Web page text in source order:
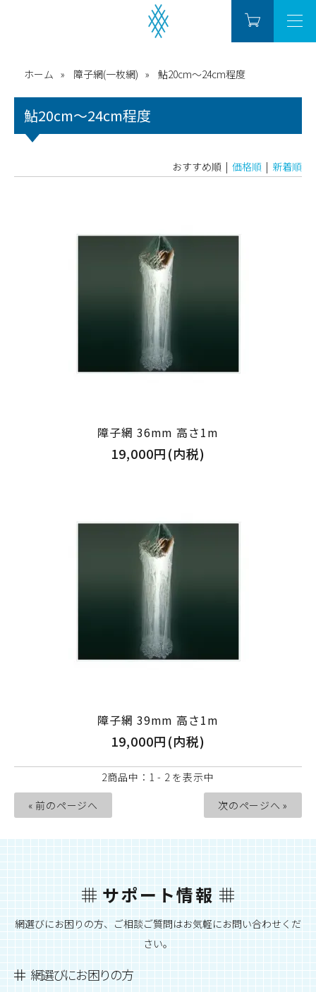
ホーム 障子網(一枚網) 鮎20cm～24cm程度
鮎20cm～24cm程度
おすすめ順 | 価格順 | 新着順
障子網 36mm 高さ1m
19,000円(内税)
障子網 39mm 高さ1m
19,000円(内税)
2商品中：1 - 2 を表示中
« 前のページへ 次のページへ »
サポート情報
網選びにお困りの方、ご相談ご質問はお気軽にお問い合わせくだ
さい。
網選びにお困りの方